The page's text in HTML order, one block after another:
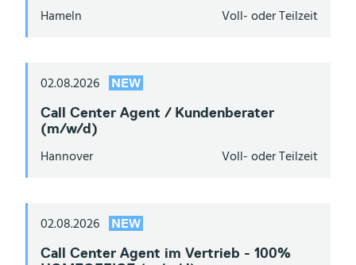
Hameln Voll- oder Teilzeit
02.08.2026 NEW
Call Center Agent / Kundenberater
(m/w/d)
Hannover Voll- oder Teilzeit
02.08.2026 NEW
Call Center Agent im Vertrieb - 100%